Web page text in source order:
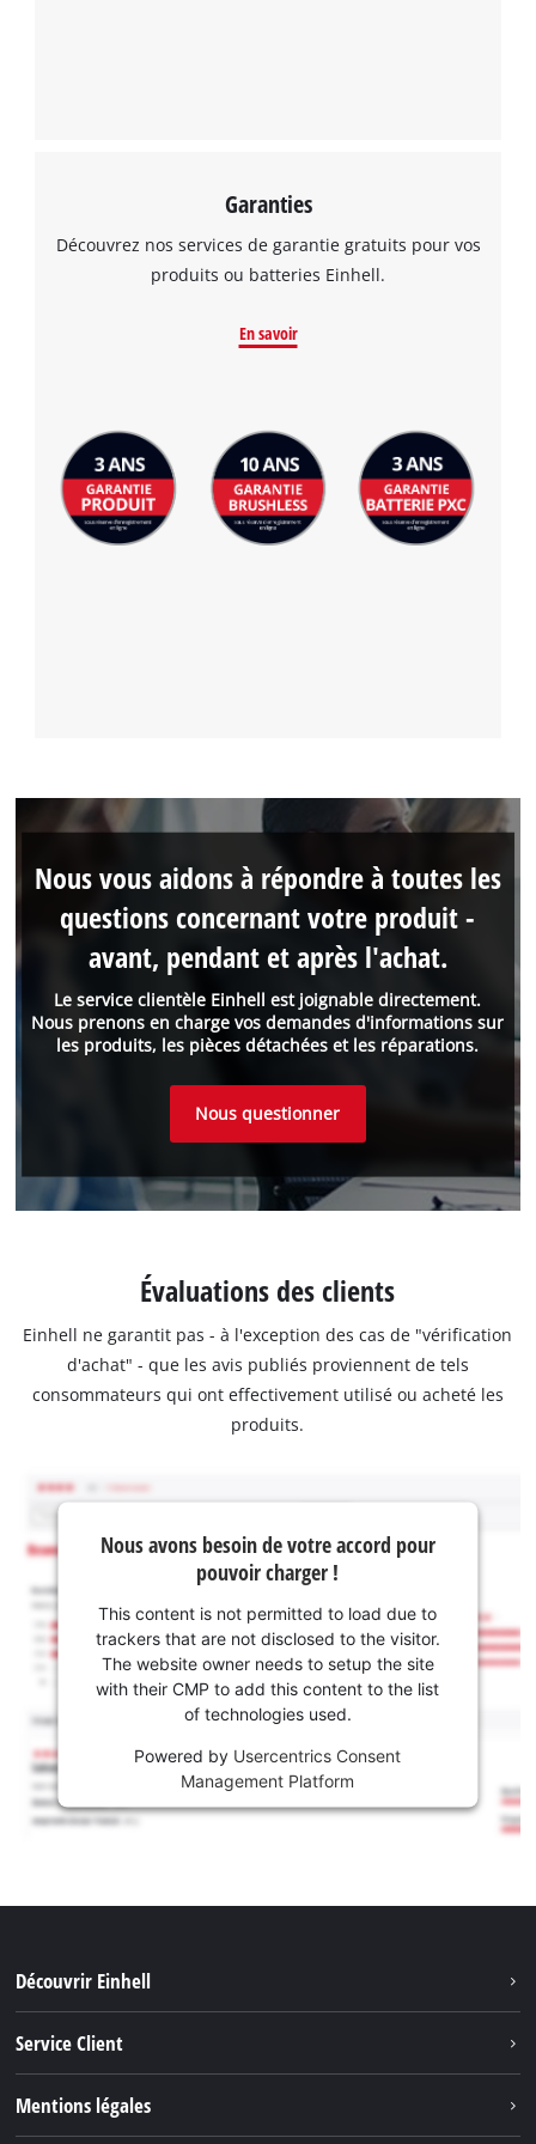
Garanties
Découvrez nos services de garantie gratuits pour vos
produits ou batteries Einhell.
En savoir
Le service clientèle Einhell est joignable directement.
Nous prenons en charge vos demandes d'informations sur
les produits, les pièces détachées et les réparations.
Nous vous aidons à répondre à toutes les
questions concernant votre produit -
avant, pendant et après l'achat.
Nous questionner
Évaluations des clients
Einhell ne garantit pas - à l'exception des cas de "vérification
d'achat" - que les avis publiés proviennent de tels
consommateurs qui ont effectivement utilisé ou acheté les
produits.
Nous avons besoin de votre accord pour
pouvoir charger !
This content is not permitted to load due to
trackers that are not disclosed to the visitor.
The website owner needs to setup the site
with their CMP to add this content to the list
of technologies used.
Powered by Usercentrics Consent
Management Platform
Découvrir Einhell
Outils de Bricolage
Service Client
Mentions légales